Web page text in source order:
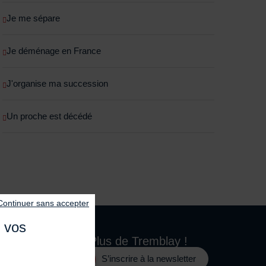
vos
sans accepter
Je me sépare
Je déménage en France
J'organise ma succession
Un proche est décédé
Plus deTremblay !
S’inscrire à la newsletter